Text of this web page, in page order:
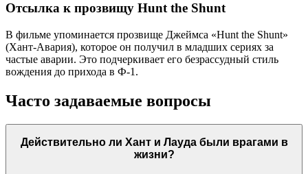
Отсылка к прозвищу Hunt the Shunt
В фильме упоминается прозвище Джеймса «Hunt the Shunt»
(Хант-Авария), которое он получил в младших сериях за
частые аварии. Это подчеркивает его безрассудный стиль
вождения до прихода в Ф-1.
Часто задаваемые вопросы
Действительно ли Хант и Лауда были врагами в
жизни?